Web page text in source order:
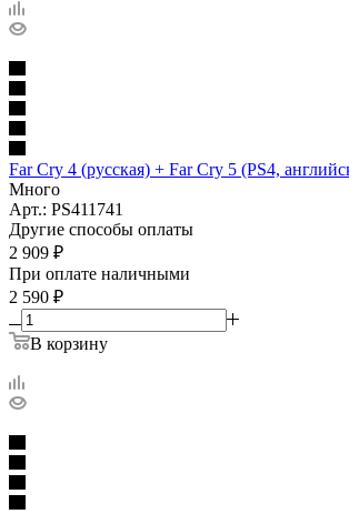
Far Cry 4 (русская) + Far Cry 5 (PS4,
Много
Арт.: PS411741
Другие способы оплаты
2 909 ₽
При оплате наличными
2 590 ₽
В корзину